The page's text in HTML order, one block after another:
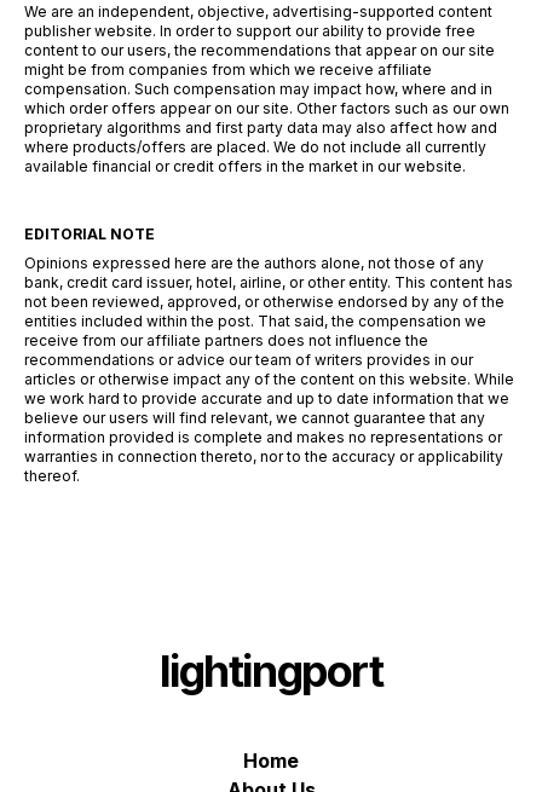
We are an independent, objective, advertising-supported content
publisher website. In order to support our ability to provide free
content to our users, the recommendations that appear on our site
might be from companies from which we receive affiliate
compensation. Such compensation may impact how, where and in
which order offers appear on our site. Other factors such as our own
proprietary algorithms and first party data may also affect how and
where products/offers are placed. We do not include all currently
available financial or credit offers in the market in our website.
EDITORIAL NOTE
Opinions expressed here are the authors alone, not those of any
bank, credit card issuer, hotel, airline, or other entity. This content has
not been reviewed, approved, or otherwise endorsed by any of the
entities included within the post. That said, the compensation we
receive from our affiliate partners does not influence the
recommendations or advice our team of writers provides in our
articles or otherwise impact any of the content on this website. While
we work hard to provide accurate and up to date information that we
believe our users will find relevant, we cannot guarantee that any
information provided is complete and makes no representations or
warranties in connection thereto, nor to the accuracy or applicability
thereof.
lightingport
Home